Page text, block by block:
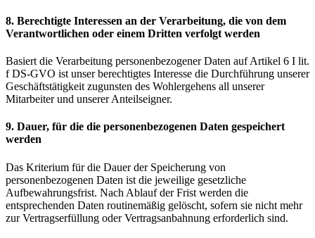
8. Berechtigte Interessen an der Verarbeitung, die von dem
Verantwortlichen oder einem Dritten verfolgt werden
Basiert die Verarbeitung personenbezogener Daten auf Artikel 6 I lit.
f DS-GVO ist unser berechtigtes Interesse die Durchführung unserer
Geschäftstätigkeit zugunsten des Wohlergehens all unserer
Mitarbeiter und unserer Anteilseigner.
9. Dauer, für die die personenbezogenen Daten gespeichert
werden
Das Kriterium für die Dauer der Speicherung von
personenbezogenen Daten ist die jeweilige gesetzliche
Aufbewahrungsfrist. Nach Ablauf der Frist werden die
entsprechenden Daten routinemäßig gelöscht, sofern sie nicht mehr
zur Vertragserfüllung oder Vertragsanbahnung erforderlich sind.